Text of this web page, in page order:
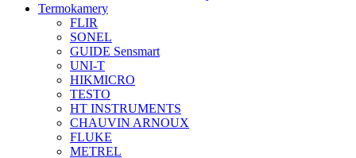
Termokamery
FLIR
SONEL
GUIDE Sensmart
UNI-T
HIKMICRO
TESTO
HT INSTRUMENTS
CHAUVIN ARNOUX
FLUKE
METREL